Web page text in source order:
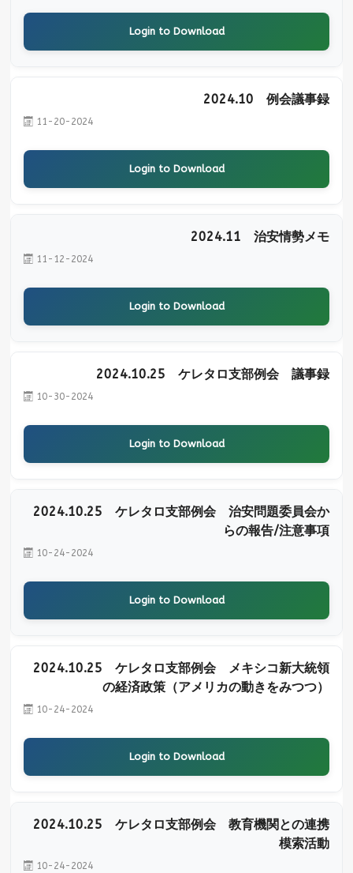
Login to Download
2024.10 例会議事録
11-20-2024
Login to Download
2024.11 治安情勢メモ
11-12-2024
Login to Download
2024.10.25 ケレタロ支部例会 議事録
10-30-2024
Login to Download
2024.10.25 ケレタロ支部例会 治安問題委員会か
らの報告/注意事項
10-24-2024
Login to Download
2024.10.25 ケレタロ支部例会 メキシコ新大統領
の経済政策（アメリカの動きをみつつ）
10-24-2024
Login to Download
2024.10.25 ケレタロ支部例会 教育機関との連携
模索活動
10-24-2024